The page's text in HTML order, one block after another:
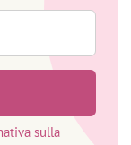
sulla